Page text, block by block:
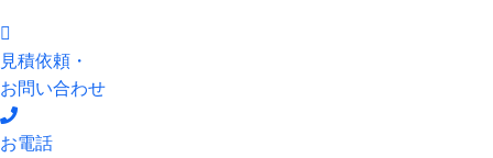
見積依頼・
お問い合わせ
お電話